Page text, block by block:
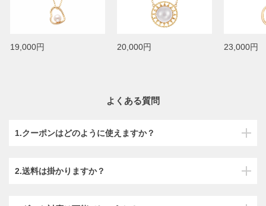
19,000円 20,000円 23,000円
よくある質問
1.クーポンはどのように使えますか？
2.送料は掛かりますか？